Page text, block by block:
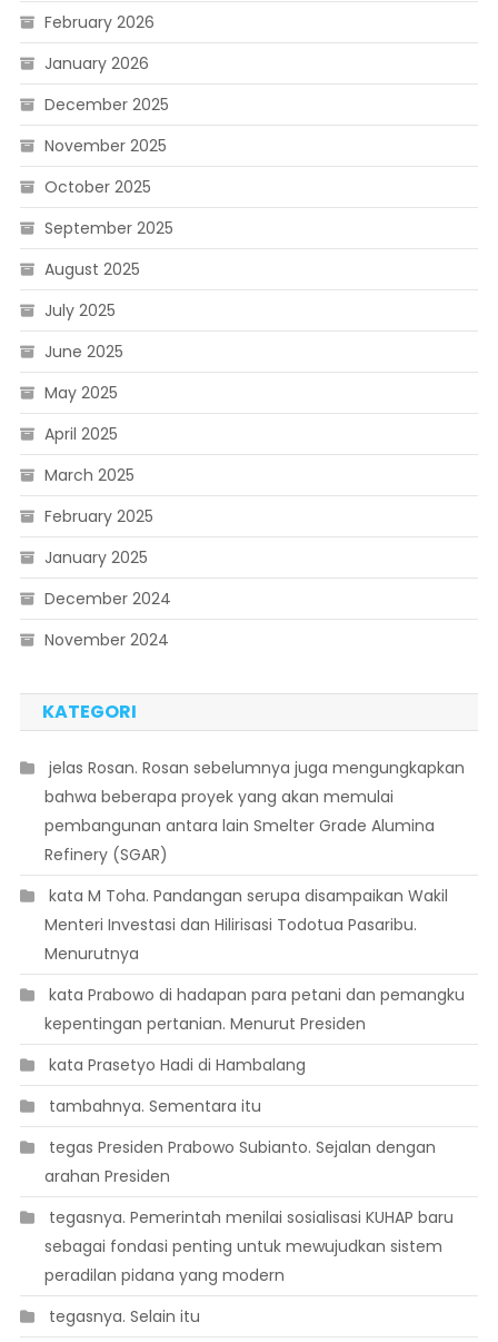
February 2026
January 2026
December 2025
November 2025
October 2025
September 2025
August 2025
July 2025
June 2025
May 2025
April 2025
March 2025
February 2025
January 2025
December 2024
November 2024
KATEGORI
 jelas Rosan. Rosan sebelumnya juga mengungkapkan
bahwa beberapa proyek yang akan memulai
pembangunan antara lain Smelter Grade Alumina
Refinery (SGAR)
 kata M Toha. Pandangan serupa disampaikan Wakil
Menteri Investasi dan Hilirisasi Todotua Pasaribu.
Menurutnya
 kata Prabowo di hadapan para petani dan pemangku
kepentingan pertanian. Menurut Presiden
 kata Prasetyo Hadi di Hambalang
 tambahnya. Sementara itu
 tegas Presiden Prabowo Subianto. Sejalan dengan
arahan Presiden
 tegasnya. Pemerintah menilai sosialisasi KUHAP baru
sebagai fondasi penting untuk mewujudkan sistem
peradilan pidana yang modern
 tegasnya. Selain itu